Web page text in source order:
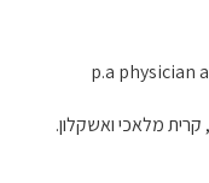
קרית מלאכי ואשקלון.